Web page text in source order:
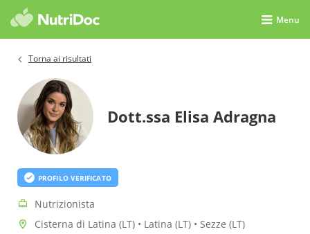
Menu
Torna ai risultati
Dott.ssa Elisa Adragna
PROFILO VERIFICATO
Nutrizionista
Cisterna di Latina (LT) • Latina (LT) • Sezze (LT)